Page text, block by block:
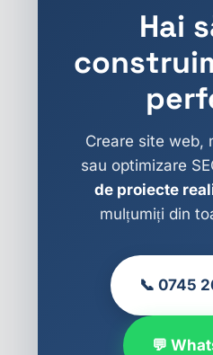
Hai
Creare site web,
sau optimizare
de proiecte
mulțumiți din
📞 0745
💬